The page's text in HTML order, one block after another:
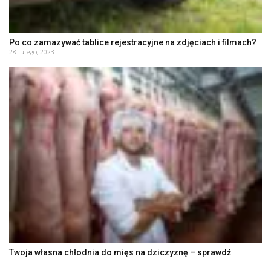
Po co zamazywać tablice rejestracyjne na zdjęciach i filmach?
28 lutego, 2023
Twoja własna chłodnia do mięs na dziczyznę – sprawdź